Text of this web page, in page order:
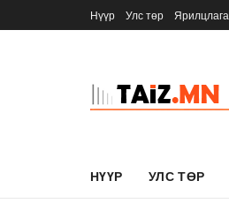
Нүүр Улс төр Ярилцлага
НҮҮР УЛС ТӨР